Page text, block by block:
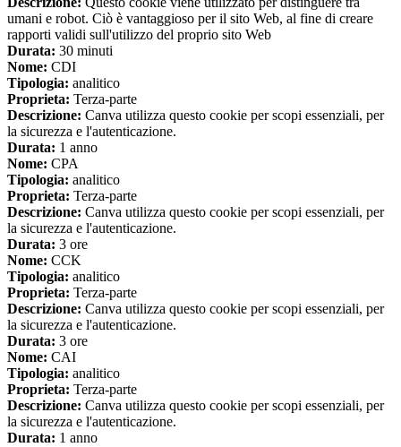
umani e robot. Ciò è vantaggioso per il sito Web, al fine di creare
rapporti validi sull'utilizzo del proprio sito Web
Durata: 30 minuti
Nome: CDI
Tipologia: analitico
Proprieta: Terza-parte
Descrizione: Canva utilizza questo cookie per scopi essenziali, per
la sicurezza e l'autenticazione.
Durata: 1 anno
Nome: CPA
Tipologia: analitico
Proprieta: Terza-parte
Descrizione: Canva utilizza questo cookie per scopi essenziali, per
la sicurezza e l'autenticazione.
Durata: 3 ore
Nome: CCK
Tipologia: analitico
Proprieta: Terza-parte
Descrizione: Canva utilizza questo cookie per scopi essenziali, per
la sicurezza e l'autenticazione.
Durata: 3 ore
Nome: CAI
Tipologia: analitico
Proprieta: Terza-parte
Descrizione: Canva utilizza questo cookie per scopi essenziali, per
la sicurezza e l'autenticazione.
Durata: 1 anno